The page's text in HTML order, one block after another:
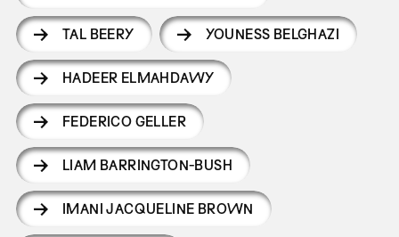
TAL BEERY YOUNESS BELGHAZI
HADEER ELMAHDAWY
FEDERICO GELLER
LIAM BARRINGTON-BUSH
IMANI JACQUELINE BROWN